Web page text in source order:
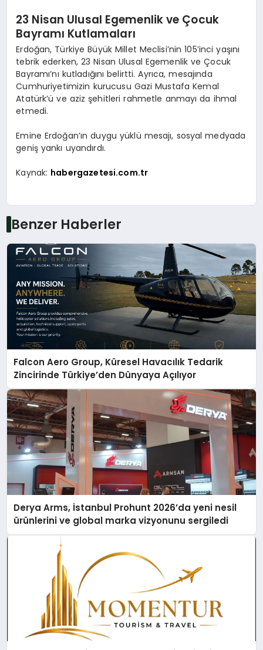
23 Nisan Ulusal Egemenlik ve Çocuk
Bayramı Kutlamaları
Erdoğan, Türkiye Büyük Millet Meclisi’nin 105’inci yaşını
tebrik ederken, 23 Nisan Ulusal Egemenlik ve Çocuk
Bayramı’nı kutladığını belirtti. Ayrıca, mesajında
Cumhuriyetimizin kurucusu Gazi Mustafa Kemal
Atatürk’ü ve aziz şehitleri rahmetle anmayı da ihmal
etmedi.
Emine Erdoğan’ın duygu yüklü mesajı, sosyal medyada
geniş yankı uyandırdı.
Kaynak: habergazetesi.com.tr
Benzer Haberler
Falcon Aero Group, Küresel Havacılık Tedarik
Zincirinde Türkiye’den Dünyaya Açılıyor
Derya Arms, İstanbul Prohunt 2026’da yeni nesil
ürünlerini ve global marka vizyonunu sergiledi